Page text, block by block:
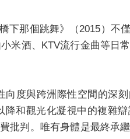
米酒、KTV流行金曲等日
和觀光化凝視中的複雜
批判。唯有身體是最終承